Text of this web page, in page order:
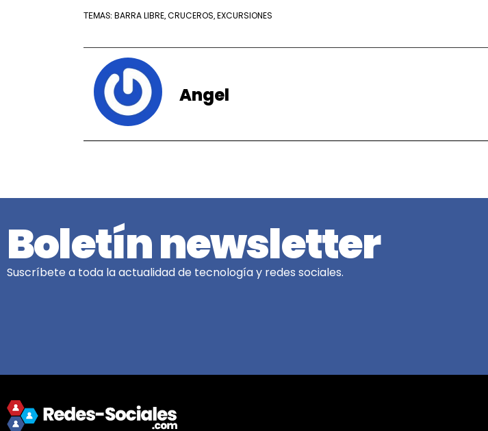
TEMAS: BARRA LIBRE, CRUCEROS, EXCURSIONES
Angel
Boletín newsletter
Suscríbete a toda la actualidad de tecnología y redes sociales.